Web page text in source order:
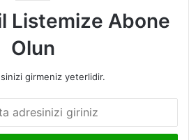
Listemize Abone
Olun
girmeniz yeterlidir.